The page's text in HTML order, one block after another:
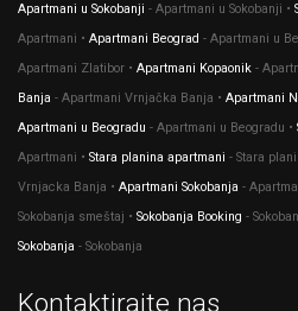
Apartmani u Sokobanji - Apartmani u Sokobanji •
Apartmani • Apartmani Beograd - Apartmani u
Apartmani Zlatibor • Apartmani Kopaonik -
Banja - Apartmani Vrnjačka Banja • Apartmani
Apartmani u Beogradu - Apartmani u Beogradu •
Apartmani • Stara planina apartmani - Stara
Vrnjacka Banja • Apartmani Sokobanja -
Sokobanja smeštaj • Sokobanja Booking -
Sokobanja - Sokobanja
Kontaktirajte nas